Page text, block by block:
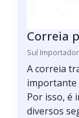
Correia
Sul
A correia
importante
Por isso, é
diversos